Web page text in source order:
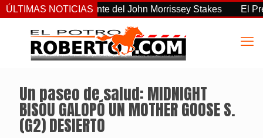
ÚLTIMAS NOTICIAS
más consistente del John Morrissey Stakes El
Un paseo de salud: MIDNIGHT
BISOU GALOPÓ UN MOTHER GOOSE S.
(G2) DESIERTO